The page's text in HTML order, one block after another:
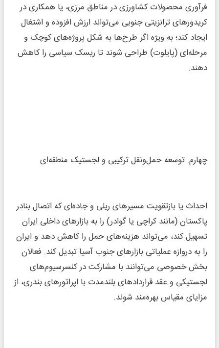
فرآوری محصولات کشاورزی در مناطق مرزی، یا همکاری در
کریدور‌های ترانزیتی جنوبی می‌تواند ارزش افزوده و اشتغال
ایجاد کند؛ به ویژه اگر طرح‌ها به شکل پروژه‌های کوچک و
مرحله‌ای (پایلوت) طراحی شوند تا ریسک سیاسی را کاهش
دهند.
چهارم: توسعه حمل‌ونقل ترکیبی و لجستیک منطقه‌ای
احداث یا بازتقویت مسیر‌های ریلی و جاده‌ای که اتصال بنادر
پاکستان (مانند کراچی یا گوادر) را به بازار‌های داخلی ایران
تسهیل کند، می‌تواند هزینه‌های حمل را کاهش دهد و ایران
را به دروازه عملیاتی بازار‌های جنوب آسیا تبدیل کند. فعالان
بخش خصوصی می‌توانند با مشارکت در کنسرسیوم‌های
لجستیکی و عقد قرارداد‌های بلندمدت با اپراتور‌های بندری، از
مزایای مقیاس بهره‌مند شوند.